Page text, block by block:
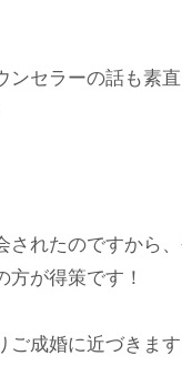
セラーの話も素
れたのですから
が得策です！
成婚に近づきます